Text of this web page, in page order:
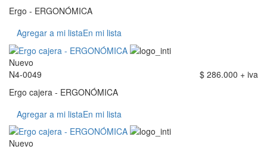
Ergo - ERGONÓMICA
Agregar a mi listaEn mi lista
Nuevo
N4-0049
$ 286.000 + iva
Ergo cajera - ERGONÓMICA
Agregar a mi listaEn mi lista
Nuevo